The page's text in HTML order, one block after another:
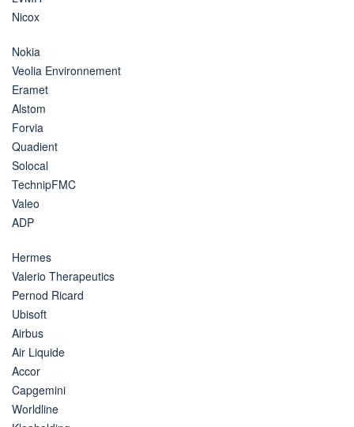
Nicox
Nokia
Veolia Environnement
Eramet
Alstom
Forvia
Quadient
Solocal
TechnipFMC
Valeo
ADP
Hermes
Valerio Therapeutics
Pernod Ricard
Ubisoft
Airbus
Air Liquide
Accor
Capgemini
Worldline